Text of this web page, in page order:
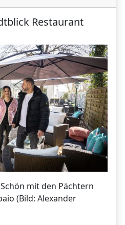
Restaurant
mit den Pächtern
(Bild: Alexander